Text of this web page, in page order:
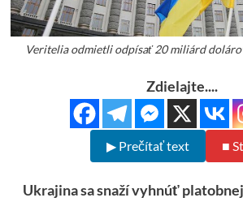
Veritelia odmietli odpísať 20 miliárd
Zdielajte....
▶ Prečítať text ■
Ukrajina sa snaží vyhnúť